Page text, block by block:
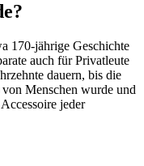
170-jährige Geschichte
auch für Privatleute
dauern, bis die
Menschen wurde und
jeder